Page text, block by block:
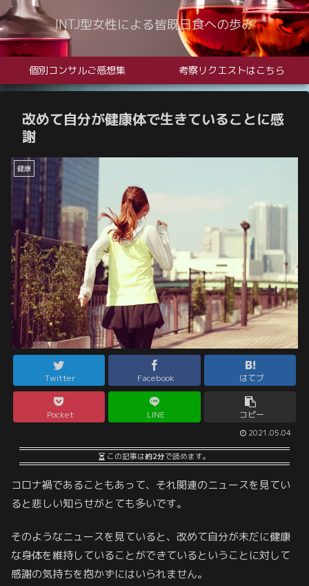
INTJ型女性による皆既日食への歩み
個別コンサルご感想集 考察リクエストはこちら
改めて自分が健康体で生きていることに感
謝
健康
Twitter Facebook はてブ
Pocket LINE コピー
2021.05.04
この記事は約2分で読めます。
コロナ禍であることもあって、それ関連のニュースを見てい
ると悲しい知らせがとても多いです。
そのようなニュースを見ていると、改めて自分が未だに健康
な身体を維持していることができているということに対して
感謝の気持ちを抱かずにはいられません。